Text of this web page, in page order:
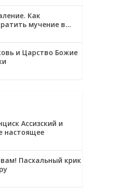
Мартина
Как
мучение в
и Царство Божие
Ассизский и
настоящее
Пасхальный крик